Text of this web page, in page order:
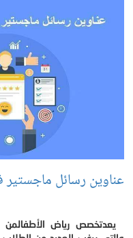
عناوين رسائل
يعدتخصص رياض الأطفالمن